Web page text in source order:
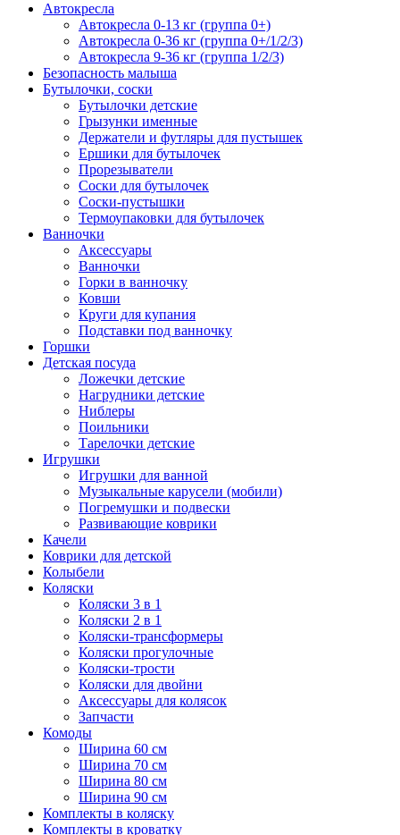
Автокресла
Автокресла 0-13 кг (группа 0+)
Автокресла 0-36 кг (группа 0+/1/2/3)
Автокресла 9-36 кг (группа 1/2/3)
Безопасность малыша
Бутылочки, соски
Бутылочки детские
Грызунки именные
Держатели и футляры для пустышек
Ершики для бутылочек
Прорезыватели
Соски для бутылочек
Соски-пустышки
Термоупаковки для бутылочек
Ванночки
Аксессуары
Ванночки
Горки в ванночку
Ковши
Круги для купания
Подставки под ванночку
Горшки
Детская посуда
Ложечки детские
Нагрудники детские
Ниблеры
Поильники
Тарелочки детские
Игрушки
Игрушки для ванной
Музыкальные карусели (мобили)
Погремушки и подвески
Развивающие коврики
Качели
Коврики для детской
Колыбели
Коляски
Коляски 3 в 1
Коляски 2 в 1
Коляски-трансформеры
Коляски прогулочные
Коляски-трости
Коляски для двойни
Аксессуары для колясок
Запчасти
Комоды
Ширина 60 см
Ширина 70 см
Ширина 80 см
Ширина 90 см
Комплекты в коляску
Комплекты в кроватку